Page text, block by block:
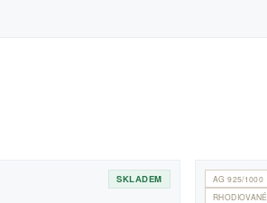
SKLADEM
AG 925/1000
RHODIOVANÉ